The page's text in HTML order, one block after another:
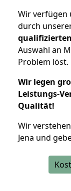
Wir verfügen
durch
Auswahl an
Problem löst.
Wir legen
Leistungs-
Qualität!
Wir
Jena und